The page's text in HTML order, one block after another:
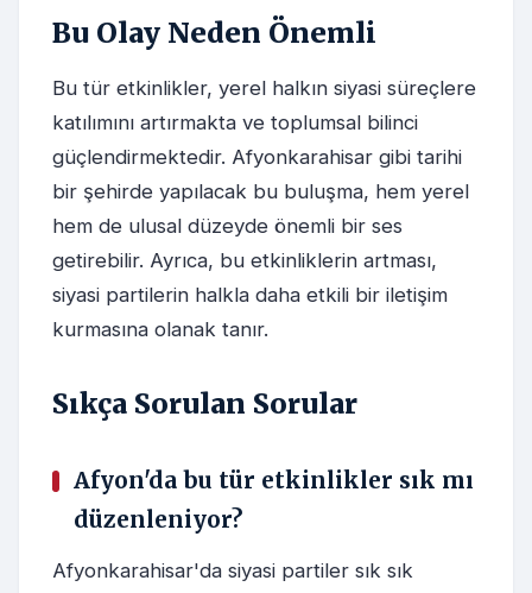
Bu Olay Neden Önemli
Bu tür etkinlikler, yerel halkın siyasi süreçlere
katılımını artırmakta ve toplumsal bilinci
güçlendirmektedir. Afyonkarahisar gibi tarihi
bir şehirde yapılacak bu buluşma, hem yerel
hem de ulusal düzeyde önemli bir ses
getirebilir. Ayrıca, bu etkinliklerin artması,
siyasi partilerin halkla daha etkili bir iletişim
kurmasına olanak tanır.
Sıkça Sorulan Sorular
Afyon'da bu tür etkinlikler sık mı
düzenleniyor?
Afyonkarahisar'da siyasi partiler sık sık